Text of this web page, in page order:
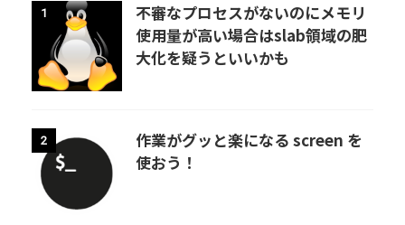
1
不審なプロセスがないのにメモリ
使用量が高い場合はslab領域の肥
大化を疑うといいかも
2
作業がグッと楽になる screen を
使おう！